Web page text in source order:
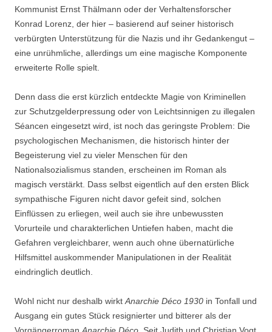
Kommunist Ernst Thälmann oder der Verhaltensforscher
Konrad Lorenz, der hier – basierend auf seiner historisch
verbürgten Unterstützung für die Nazis und ihr Gedankengut –
eine unrühmliche, allerdings um eine magische Komponente
erweiterte Rolle spielt.
Denn dass die erst kürzlich entdeckte Magie von Kriminellen
zur Schutzgelderpressung oder von Leichtsinnigen zu illegalen
Séancen eingesetzt wird, ist noch das geringste Problem: Die
psychologischen Mechanismen, die historisch hinter der
Begeisterung viel zu vieler Menschen für den
Nationalsozialismus standen, erscheinen im Roman als
magisch verstärkt. Dass selbst eigentlich auf den ersten Blick
sympathische Figuren nicht davor gefeit sind, solchen
Einflüssen zu erliegen, weil auch sie ihre unbewussten
Vorurteile und charakterlichen Untiefen haben, macht die
Gefahren vergleichbarer, wenn auch ohne übernatürliche
Hilfsmittel auskommender Manipulationen in der Realität
eindringlich deutlich.
Wohl nicht nur deshalb wirkt Anarchie Déco 1930 in Tonfall und
Ausgang ein gutes Stück resignierter und bitterer als der